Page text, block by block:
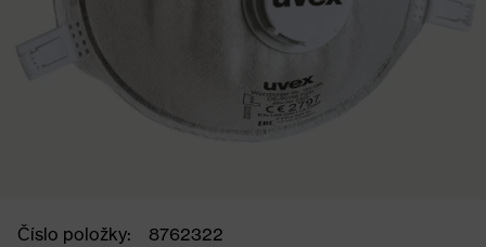
Číslo položky:
8762322